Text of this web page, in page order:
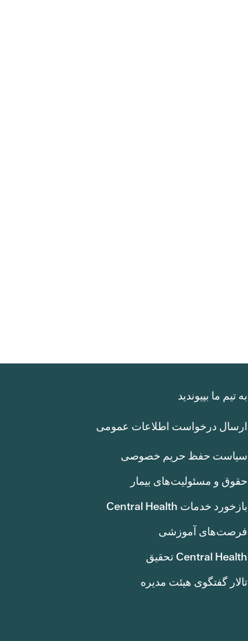
به تیم ما بپیوندید
ارسال درخواست اطلاعات عمومی
سیاست حفظ حریم خصوصی
حقوق و مسئولیت‌های بیمار
بازخورد خدمات Central Health
فرصت‌های آموزشی
Central Health تحقیق
تالار گفتگوی هیئت مدیره